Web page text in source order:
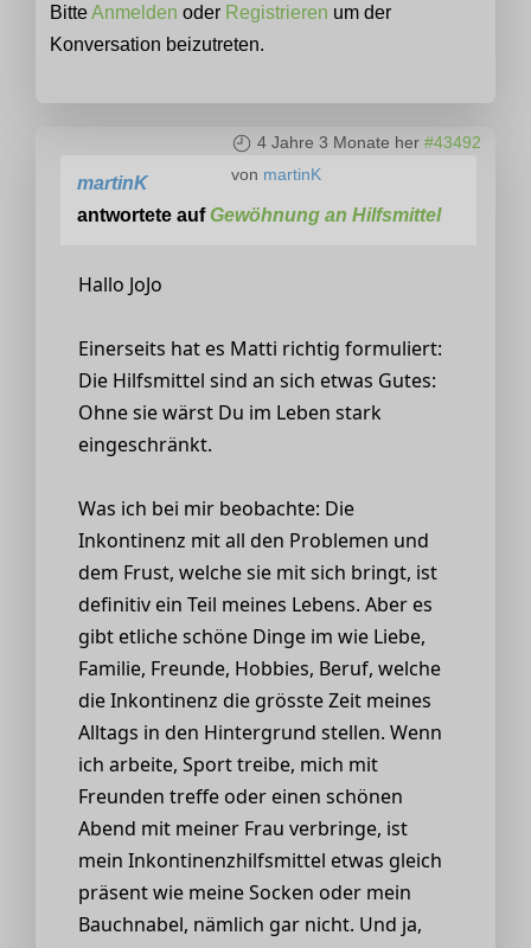
BitteAnmelden oder Registrieren um der
Konversation beizutreten.
4 Jahre 3 Monate her #43492
von martinK
martinK
antwortete aufGewöhnung an Hilfsmittel
Hallo JoJo
Einerseits hat es Matti richtig formuliert:
Die Hilfsmittel sind an sich etwas Gutes:
Ohne sie wärst Du im Leben stark
eingeschränkt.
Was ich bei mir beobachte: Die
Inkontinenz mit all den Problemen und
dem Frust, welche sie mit sich bringt, ist
definitiv ein Teil meines Lebens. Aber es
gibt etliche schöne Dinge im wie Liebe,
Familie, Freunde, Hobbies, Beruf, welche
die Inkontinenz die grösste Zeit meines
Alltags in den Hintergrund stellen. Wenn
ich arbeite, Sport treibe, mich mit
Freunden treffe oder einen schönen
Abend mit meiner Frau verbringe, ist
mein Inkontinenzhilfsmittel etwas gleich
präsent wie meine Socken oder mein
Bauchnabel, nämlich gar nicht. Und ja,